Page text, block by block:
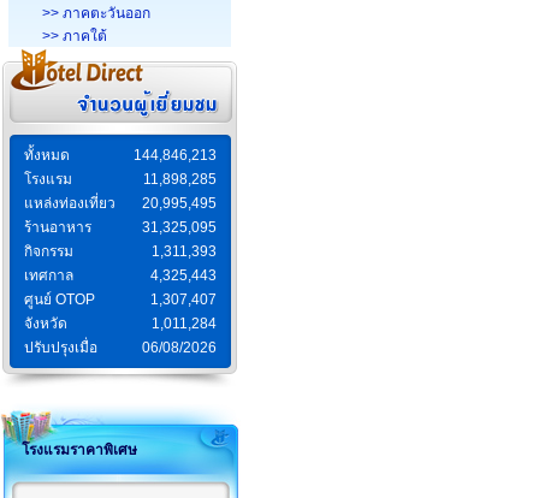
>> ภาคตะวันออก
>> ภาคใต้
ทั้งหมด
144,846,213
โรงแรม
11,898,285
แหล่งท่องเที่ยว
20,995,495
ร้านอาหาร
31,325,095
กิจกรรม
1,311,393
เทศกาล
4,325,443
ศูนย์ OTOP
1,307,407
จังหวัด
1,011,284
ปรับปรุงเมื่อ
06/08/2026
โรงแรมราคาพิเศษ